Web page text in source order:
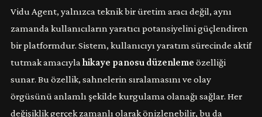
Vidu Agent, yalnızca teknik bir üretim aracı değil, aynı
zamanda kullanıcıların yaratıcı potansiyelini güçlendiren
bir platformdur. Sistem, kullanıcıyı yaratım sürecinde aktif
tutmak amacıylahikaye panosu düzenleme özelliği
sunar. Bu özellik, sahnelerin sıralamasını ve olay
örgüsünü anlamlı şekilde kurgulama olanağı sağlar. Her
değişiklik gerçek zamanlı olarak önizlenebilir, bu da